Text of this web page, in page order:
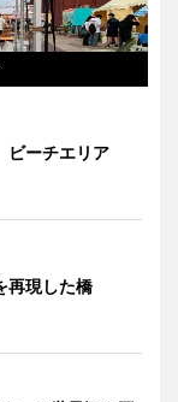
ビーチエリア
再現した橋